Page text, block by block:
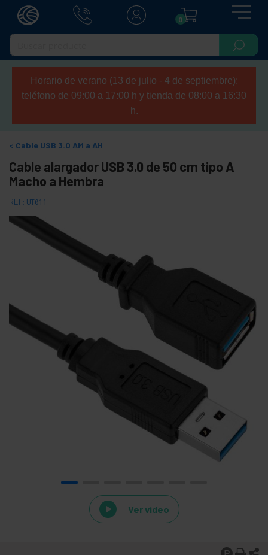
0
Horario de verano (13 de julio - 4 de septiembre):
teléfono de 09:00 a 17:00 h y tienda de 08:00 a 16:30
h.
Cable USB 3.0 AM a AH
Cable alargador USB 3.0 de 50 cm tipo A
Macho a Hembra
REF: UT011
Ver video